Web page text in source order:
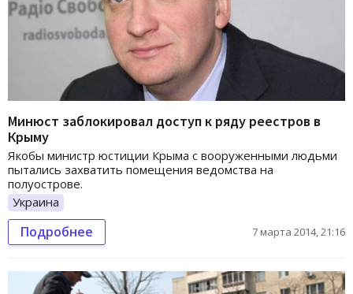
Минюст заблокировал доступ к ряду реестров в
Крыму
Якобы министр юстиции Крыма с вооруженными людьми
пытались захватить помещения ведомства на
полуострове.
Украина
Подробнее 7 марта 2014, 21:16